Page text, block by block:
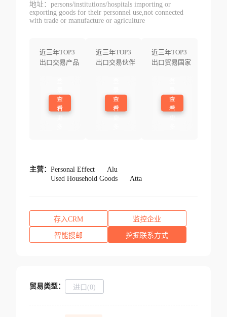
地址：persons/institutions/hospitals importing or
exporting goods for their personnel use,not connected
with trade or manufacture or agriculture
近三年TOP3
出口交易产品
查
看
近三年TOP3
出口交易伙伴
查
看
近三年TOP3
出口贸易国家
查
看
主营： Personal Effect
Alu
Used Household Goods
Atta
存入CRM 监控企业
智能搜邮 挖掘联系方式
贸易类型： 进口(0)